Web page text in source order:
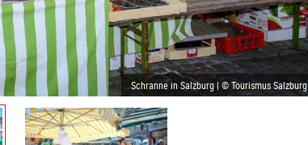
Schranne in Salzburg | © Tourismus